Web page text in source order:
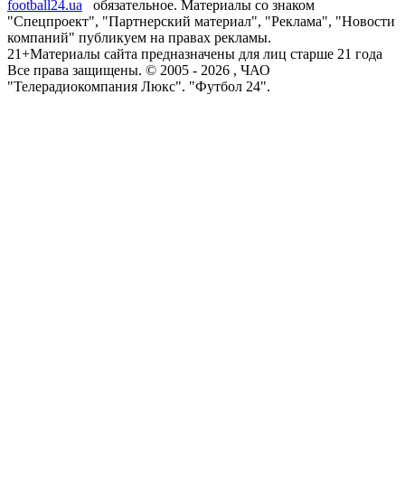
football24.ua
обязательное. Материалы со знаком
"Спецпроект", "Партнерский материал", "Реклама", "Новости
компаний" публикуем на правах рекламы.
21+Материалы сайта предназначены для лиц старше 21 года
Все права защищены. © 2005 - 2026 , ЧАО
"Телерадиокомпания Люкс". "Футбол 24".